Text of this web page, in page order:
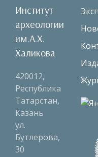
Институт
археологии
им.А.Х.
Халикова
420012,
Республика
Татарстан,
Казань
ул.
Бутлерова,
30